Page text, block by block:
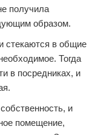
получила
образом.
стекаются в общие
Тогда
в посредниках, и
и
помещение,